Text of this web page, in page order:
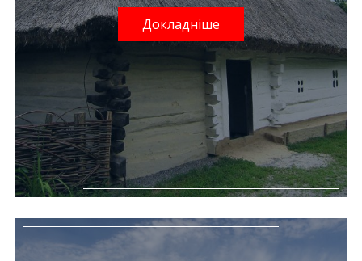
Докладніше